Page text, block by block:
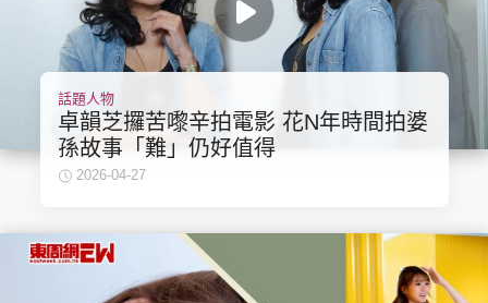
話題人物
卓韻芝攞苦嚟辛拍電影 花N年時間拍婆
孫故事「難」仍好值得
2026-04-27